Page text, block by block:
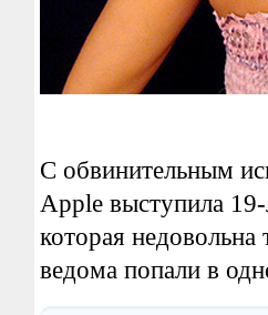
С обвинительным
Apple выступила
которая недовольна
ведома попали в